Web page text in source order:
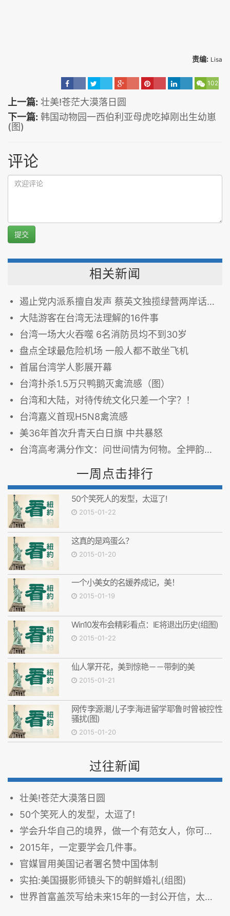
责编: Lisa
102
上一篇: 壮美!苍茫大漠落日圆
下一篇: 韩国动物园一西伯利亚母虎吃掉刚出生幼崽
(图)
评论
提交
相关新闻
遏止党内派系擅自发声 蔡英文独揽绿营两岸话语权
大陆游客在台湾无法理解的16件事
台湾一场大火吞噬 6名消防员均不到30岁
盘点全球最危险机场 一般人都不敢坐飞机
首届台湾学人影展开幕
台湾扑杀1.5万只鸭鹅灭禽流感（图）
台湾和大陆，对待传统文化只差一个字？！
台湾嘉义首现H5N8禽流感
美36年首次升青天白日旗 中共暴怒
台湾高考满分作文：问世间情为何物。全押韵，拍案叫绝
一周点击排行
50个笑死人的发型，太逗了!
2015-01-22
这真的是鸡蛋么？
2015-01-20
一个小美女的名媛养成记，美！
2015-01-19
Win10发布会精彩看点：IE将退出历史(组图)
2015-01-22
仙人掌开花，美到惊艳－－带刺的美
2015-01-21
网传李源潮儿子李海进留学耶鲁时曾被控性
骚扰(图)
2015-01-20
过往新闻
壮美!苍茫大漠落日圆
50个笑死人的发型，太逗了!
学会升华自己的境界，做一个有范女人，你可以的!
2015年，一定要学会几件事。
官媒冒用美国记者署名赞中国体制
实拍:美国摄影师镜头下的朝鲜婚礼(组图)
世界首富盖茨写给未来15年的一封公开信，太震撼了!